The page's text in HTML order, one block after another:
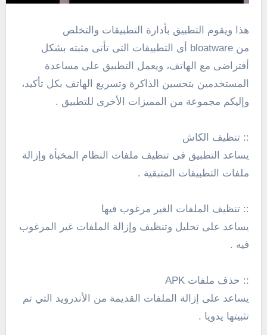
هذا ويقوم التطبيق بأدارة التطبيقات والتخلص
من bloatware أى التطبيقات التى تأتى مثبته بشكل
أفتراضى مع الهاتف، ويعمل التطبيق على مساعدة
المستخدمين بتحسين الذاكرة وتسريع الهاتف بكل تأكيد،
وإليكم مجموعة من المميزات الأخرى للتطبيق .
:: تنظيف الكاش
يساعد التطبيق فى تنظيف ملفات النظام المخبأة وإزالة
ملفات التطبيقات المتبقية .
:: تنظيف الملفات الغير مرغوب فيها
يساعد على تحليل وتنظيف وإزالة الملفات غير المرغوب
فيه .
:: حذف ملفات APK
يساعد على إزالة الملفات القديمة من الأندرويد
التي تم
تثبيتها يدويا .